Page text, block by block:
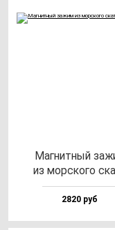
Маг­нит­ный
из мор­ско­го
2820 руб